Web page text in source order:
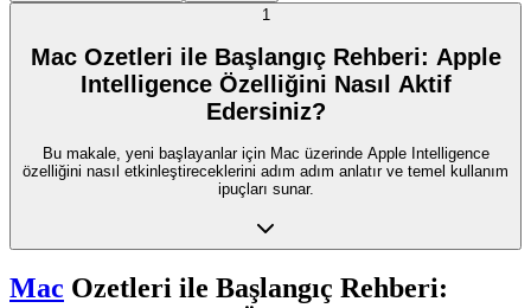
1
Mac Ozetleri ile Başlangıç Rehberi: Apple
Intelligence Özelliğini Nasıl Aktif
Edersiniz?
Bu makale, yeni başlayanlar için Mac üzerinde Apple Intelligence
özelliğini nasıl etkinleştireceklerini adım adım anlatır ve temel kullanım
ipuçları sunar.
Mac Ozetleri ile Başlangıç Rehberi: